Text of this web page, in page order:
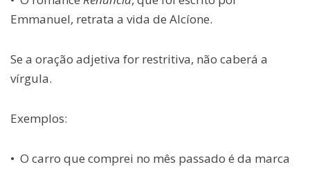
Emmanuel, retrata a vida de Alcíone.
Se a oração adjetiva for restritiva, não caberá a
vírgula.
Exemplos:
• O carro que comprei no mês passado é da marca